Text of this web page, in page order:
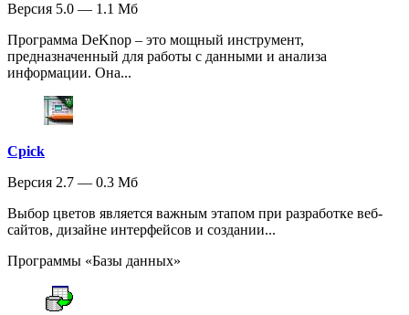
Версия 5.0 — 1.1 Мб
Программа DeKnop – это мощный инструмент,
предназначенный для работы с данными и анализа
информации. Она...
Cpick
Версия 2.7 — 0.3 Мб
Выбор цветов является важным этапом при разработке веб-
сайтов, дизайне интерфейсов и создании...
Программы «Базы данных»